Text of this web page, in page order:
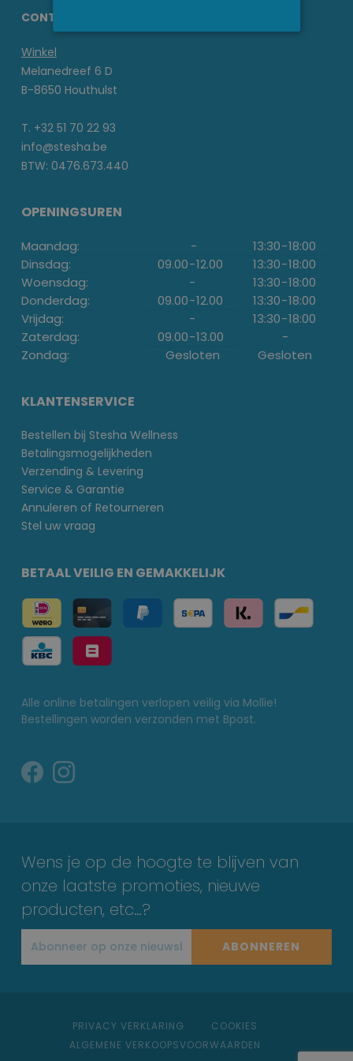
CONTACTGEGEVENS STESHA
Winkel
Melanedreef 6 D
B-8650 Houthulst
T. +32 51 70 22 93
info@stesha.be
BTW: 0476.673.440
OPENINGSUREN
Maandag: - 13:30-18:00
Dinsdag:
09.00-12.00 13:30-18:00
Woensdag:
- 13:30-18:00
Donderdag:
09.00-12.00 13:30-18:00
Vrijdag:
- 13:30-18:00
Zaterdag:
09.00-13.00
-
Zondag:
Gesloten Gesloten
KLANTENSERVICE
Bestellen bij Stesha Wellness
Betalingsmogelijkheden
Verzending & Levering
Service & Garantie
Annuleren of Retourneren
Stel uw vraag
BETAAL VEILIG EN GEMAKKELIJK
Alle online betalingen verlopen veilig via Mollie!
Bestellingen worden verzonden met Bpost.
Wens je op de hoogte te blijven van
onze laatste promoties, nieuwe
producten, etc…?
ABONNEREN
PRIVACY VERKLARING
COOKIES
ALGEMENE VERKOOPSVOORWAARDEN